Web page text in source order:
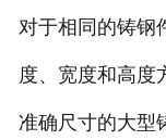
对于相同的铸钢
度、宽度和高度
准确尺寸的大型